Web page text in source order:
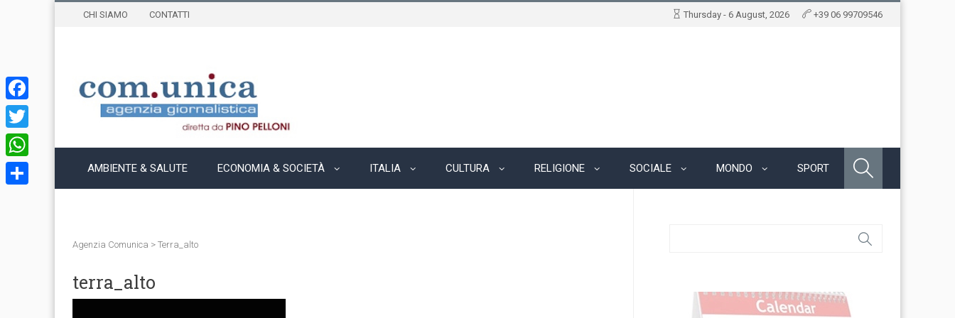
CHI SIAMO CONTATTI Thursday - 6 August, 2026 +39 06 99709546
AMBIENTE & SALUTE ECONOMIA & SOCIETÀ ITALIA CULTURA RELIGIONE SOCIALE MONDO SPORT
Agenzia Comunica > Terra_alto
terra_alto
Facebook
Twitter
WhatsApp